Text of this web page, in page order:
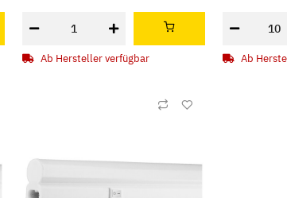
Ab Hersteller verfügbar Ab